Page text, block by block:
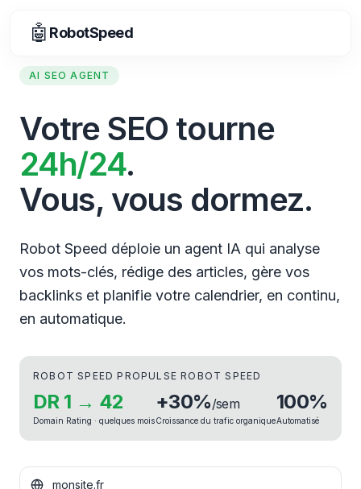
🤖 RobotSpeed
AI SEO AGENT
Votre SEO tourne
24h/24.
Vous, vous dormez.
Robot Speed déploie un agent IA qui analyse
vos mots-clés, rédige des articles, gère vos
backlinks et planifie votre calendrier, en continu,
en automatique.
ROBOT SPEED PROPULSE ROBOT SPEED
DR 1 → 42
Domain Rating · quelques mois
+30%/sem
Croissance du trafic organique
100%
Automatisé